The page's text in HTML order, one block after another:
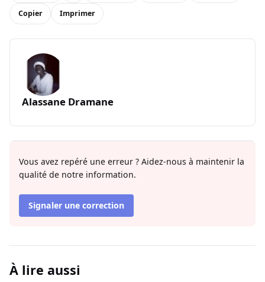
Copier Imprimer
Alassane Dramane
Vous avez repéré une erreur ? Aidez-nous à maintenir la
qualité de notre information.
Signaler une correction
À lire aussi